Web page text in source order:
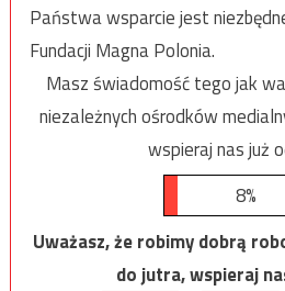
Państwa wsparcie jest
Fundacji Magna Polonia.
Masz świadomość tego jak
niezależnych ośrodków
wspieraj nas już
8%
Uważasz, że robimy dobrą
do jutra, wspieraj